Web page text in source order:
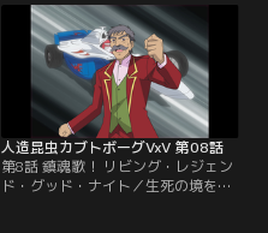
尽は許せない」と立ち上がるリュウ
セイと勝治。主食の選択権を賭けボ
ーグバトルの勝負が始まる。雑魚ボ
ーガーを倒した後に立ち塞がったの
は親友のケン。中華料理屋の息子が
何故…。【提供：バンダイチャンネ
人造昆虫カブトボーグVxV 第08話
第8話 鎮魂歌！ リビング・レジェン
ド・グッド・ナイト／生死の境をさ